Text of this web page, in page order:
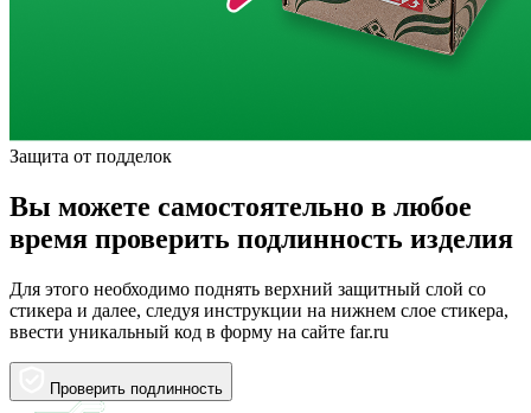
Защита от подделок
Вы можете самостоятельно в любое
время проверить подлинность изделия
Для этого необходимо поднять верхний защитный слой со
стикера и далее, следуя инструкции на нижнем слое стикера,
ввести уникальный код в форму на сайте far.ru
Проверить подлинность